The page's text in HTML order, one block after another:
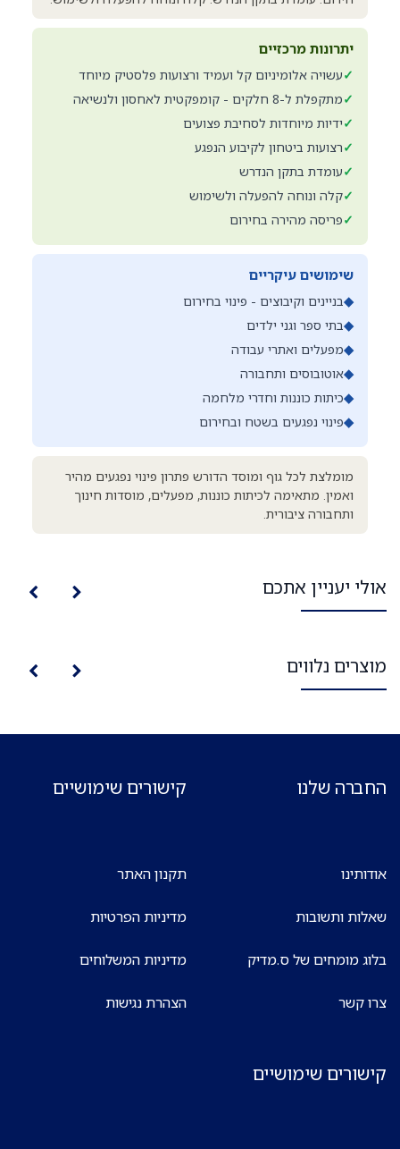
יתרונות מרכזיים
✓עשויה אלומיניום קל ועמיד ורצועות פלסטיק מיוחד
✓מתקפלת ל-8 חלקים - קומפקטית לאחסון ולנשיאה
✓ידיות מיוחדות לסחיבת פצועים
✓רצועות ביטחון לקיבוע הנפגע
✓עומדת בתקן הנדרש
✓קלה ונוחה להפעלה ולשימוש
✓פריסה מהירה בחירום
שימושים עיקריים
◆בניינים וקיבוצים - פינוי בחירום
◆בתי ספר וגני ילדים
◆מפעלים ואתרי עבודה
◆אוטובוסים ותחבורה
◆כיתות כוננות וחדרי מלחמה
◆פינוי נפגעים בשטח ובחירום
מומלצת לכל גוף ומוסד הדורש פתרון פינוי נפגעים מהיר
ואמין. מתאימה לכיתות כוננות, מפעלים, מוסדות חינוך
ותחבורה ציבורית.
אולי יעניין אתכם
מוצרים נלווים
החברה שלנו
אודותינו
שאלות ותשובות
בלוג מומחים של ס.מדיק
צרו קשר
קישורים שימושיים
תקנון האתר
מדיניות הפרטיות
מדיניות המשלוחים
הצהרת נגישות
קישורים שימושיים